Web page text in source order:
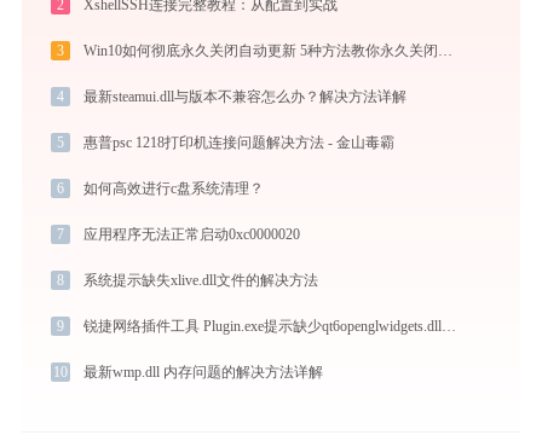
2 XshellSSH连接完整教程：从配置到实战
3
4 最新steamui.dll与版本不兼容怎么办？解决方法详解
5 惠普psc 1218打印机连接问题解决方法 - 金山毒霸
6 如何高效进行c盘系统清理？
7 应用程序无法正常启动0xc0000020
8 系统提示缺失xlive.dll文件的解决方法
9 锐捷网络插件工具 Plugin.exe提示缺少qt6openglwidgets.dll文件的解决办法
10 最新wmp.dll 内存问题的解决方法详解